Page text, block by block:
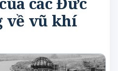
về vũ khí